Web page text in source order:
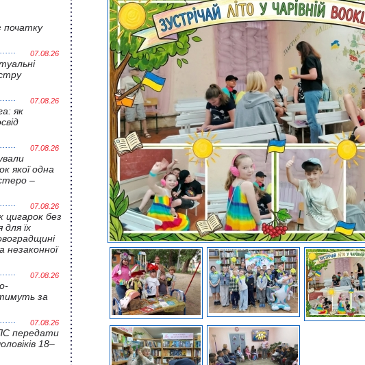
початку
07.08.26
07.08.26
як
07.08.26
якої одна
–
07.08.26
цигарок без
їх
незаконної
07.08.26
за
07.08.26
передати
18–